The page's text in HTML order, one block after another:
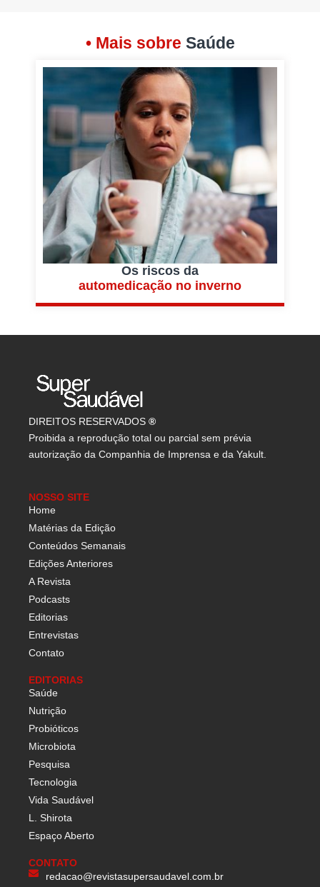
• Mais sobre Saúde
Os riscos da
automedicação no inverno
DIREITOS RESERVADOS ®
Proibida a reprodução total ou parcial sem prévia
autorização da Companhia de Imprensa e da Yakult.
NOSSO SITE
Home
Matérias da Edição
Conteúdos Semanais
Edições Anteriores
A Revista
Podcasts
Editorias
Entrevistas
Contato
EDITORIAS
Saúde
Nutrição
Probióticos
Microbiota
Pesquisa
Tecnologia
Vida Saudável
L. Shirota
Espaço Aberto
CONTATO
redacao@revistasupersaudavel.com.br